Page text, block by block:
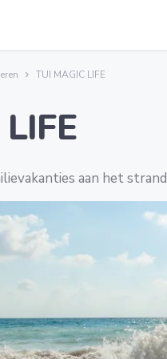
TUI MAGIC LIFE
aan het strand